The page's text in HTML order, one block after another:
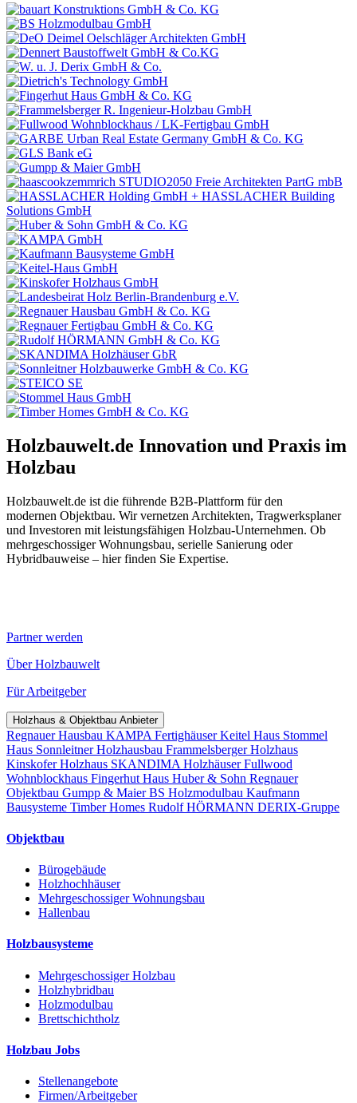
Holzbauwelt.de Innovation und Praxis im
Holzbau
Holzbauwelt.de ist die führende B2B-Plattform für den
modernen Objektbau. Wir vernetzen Architekten, Tragwerksplaner
und Investoren mit leistungsfähigen Holzbau-Unternehmen. Ob
mehrgeschossiger Wohnungsbau, serielle Sanierung oder
Hybridbauweise – hier finden Sie Expertise.
Partner werden
Über Holzbauwelt
Für Arbeitgeber
Holzhaus & Objektbau Anbieter
Regnauer Hausbau KAMPA FertighäuserKeitel Haus Stommel
Haus Sonnleitner Holzhausbau Frammelsberger Holzhaus
Kinskofer Holzhaus SKANDIMA HolzhäuserFullwood
Wohnblockhaus Fingerhut Haus Huber & Sohn Regnauer
Objektbau Gumpp & MaierBS Holzmodulbau Kaufmann
Bausysteme Timber Homes Rudolf HÖRMANN DERIX-Gruppe
Objektbau
Bürogebäude
Holzhochhäuser
Mehrgeschossiger Wohnungsbau
Hallenbau
Holzbausysteme
Mehrgeschossiger Holzbau
Holzhybridbau
Holzmodulbau
Brettschichtholz
Holzbau Jobs
Stellenangebote
Firmen/Arbeitgeber